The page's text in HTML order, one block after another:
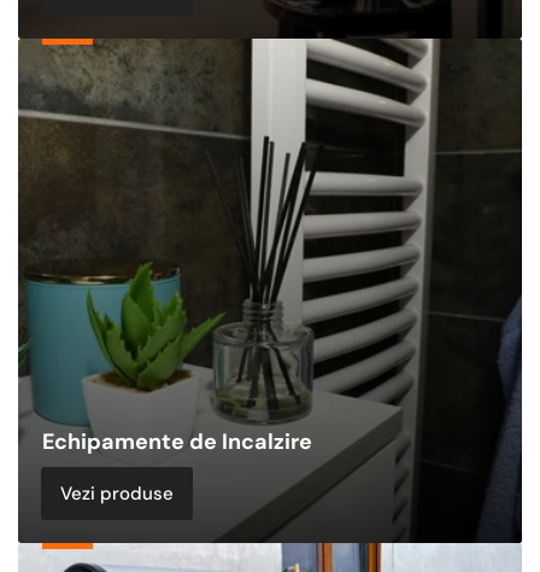
Echipamente
de
Incalzire
Echipamente de Incalzire
Vezi produse
Panouri